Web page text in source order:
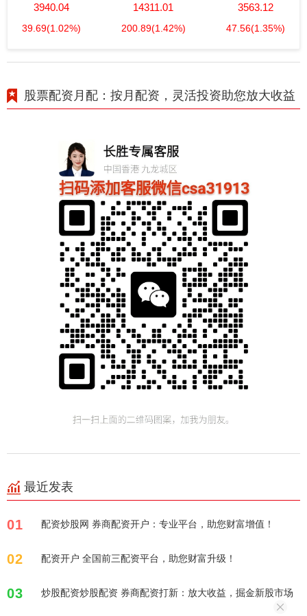
3940.04
39.69(1.02%)
14311.01
200.89(1.42%)
3563.12
47.56(1.35%)
股票配资月配：按月配资，灵活投资助您放大收益
最近发表
01 配资炒股网 券商配资开户：专业平台，助您财富增值！
02 配资开户 全国前三配资平台，助您财富升级！
03 炒股配资炒股配资 券商配资打新：放大收益，掘金新股市场